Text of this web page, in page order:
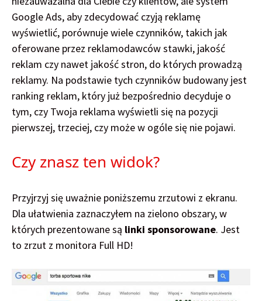
Google Ads, aby zdecydować czyją reklamę
wyświetlić, porównuje wiele czynników, takich jak
oferowane przez reklamodawców stawki, jakość
reklam czy nawet jakość stron, do których prowadzą
reklamy. Na podstawie tych czynników budowany jest
ranking reklam, który już bezpośrednio decyduje o
tym, czy Twoja reklama wyświetli się na pozycji
pierwszej, trzeciej, czy może w ogóle się nie pojawi.
Czy znasz ten widok?
Przyjrzyj się uważnie poniższemu zrzutowi z ekranu.
Dla ułatwienia zaznaczyłem na zielono obszary, w
których prezentowane są linki sponsorowane. Jest
to zrzut z monitora Full HD!